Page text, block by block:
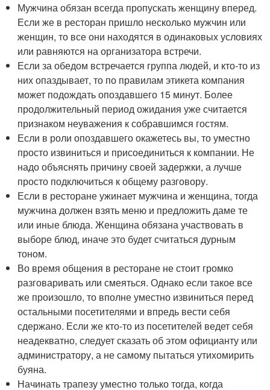
Мужчина обязан всегда пропускать женщину вперед.
Если же в ресторан пришло несколько мужчин или
женщин, то все они находятся в одинаковых условиях
или равняются на организатора встречи.
Если за обедом встречается группа людей, и кто-то из
них опаздывает, то по правилам этикета компания
может подождать опоздавшего 15 минут. Более
продолжительный период ожидания уже считается
признаком неуважения к собравшимся гостям.
Если в роли опоздавшего окажетесь вы, то уместно
просто извиниться и присоединиться к компании. Не
надо объяснять причину своей задержки, а лучше
просто подключиться к общему разговору.
Если в ресторане ужинает мужчина и женщина, тогда
мужчина должен взять меню и предложить даме те
или иные блюда. Женщина обязана участвовать в
выборе блюд, иначе это будет считаться дурным
тоном.
Во время общения в ресторане не стоит громко
разговаривать или смеяться. Однако если такое все
же произошло, то вполне уместно извиниться перед
остальными посетителями и впредь вести себя
сдержано. Если же кто-то из посетителей ведет себя
неадекватно, следует сказать об этом официанту или
администратору, а не самому пытаться утихомирить
буяна.
Начинать трапезу уместно только тогда, когда